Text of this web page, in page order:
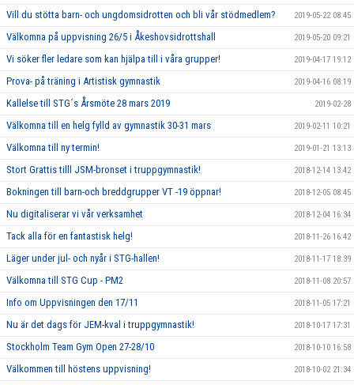
Vill du stötta barn- och ungdomsidrotten och bli vår stödmedlem? 2019-05-22 08:45
Välkomna på uppvisning 26/5 i Åkeshovsidrottshall 2019-05-20 09:21
Vi söker fler ledare som kan hjälpa till i våra grupper! 2019-04-17 19:12
Prova- på träning i Artistisk gymnastik 2019-04-16 08:19
Kallelse till STG´s Årsmöte 28 mars 2019 2019-02-28
Välkomna till en helg fylld av gymnastik 30-31 mars 2019-02-11 10:21
Välkomna till ny termin! 2019-01-21 13:13
Stort Grattis tilll JSM-bronset i truppgymnastik! 2018-12-14 13:42
Bokningen till barn-och breddgrupper VT -19 öppnar! 2018-12-05 08:45
Nu digitaliserar vi vår verksamhet 2018-12-04 16:34
Tack alla för en fantastisk helg! 2018-11-26 16:42
Läger under jul- och nyår i STG-hallen! 2018-11-17 18:39
Välkomna till STG Cup - PM2 2018-11-08 20:57
Info om Uppvisningen den 17/11 2018-11-05 17:21
Nu är det dags för JEM-kval i truppgymnastik! 2018-10-17 17:31
Stockholm Team Gym Open 27-28/10 2018-10-10 16:58
Välkommen till höstens uppvisning! 2018-10-02 21:34